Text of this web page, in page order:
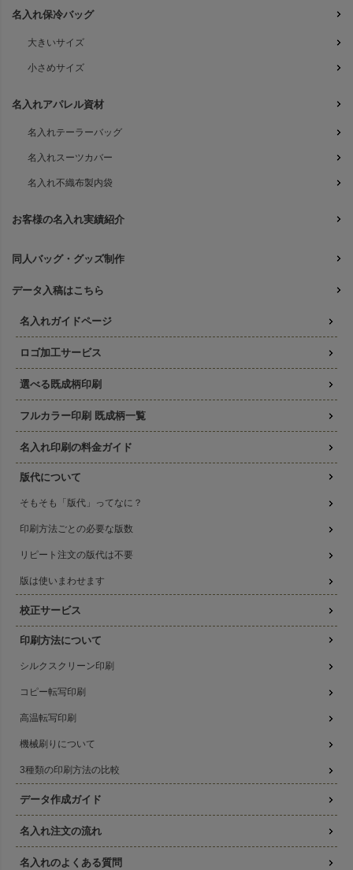
名入れ保冷バッグ
大きいサイズ
小さめサイズ
名入れアパレル資材
名入れテーラーバッグ
名入れスーツカバー
名入れ不織布製内袋
お客様の名入れ実績紹介
同人バッグ・グッズ制作
データ入稿はこちら
名入れガイドページ
ロゴ加工サービス
選べる既成柄印刷
フルカラー印刷 既成柄一覧
名入れ印刷の料金ガイド
版代について
そもそも「版代」ってなに？
印刷方法ごとの必要な版数
リピート注文の版代は不要
版は使いまわせます
校正サービス
印刷方法について
シルクスクリーン印刷
コピー転写印刷
高温転写印刷
機械刷りについて
3種類の印刷方法の比較
データ作成ガイド
名入れ注文の流れ
名入れのよくある質問